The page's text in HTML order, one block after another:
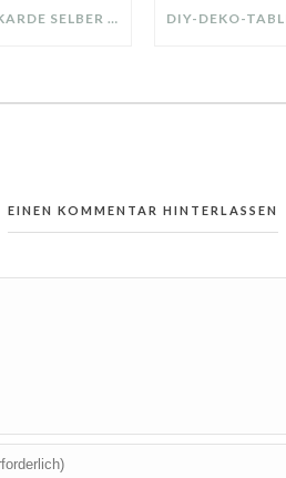
KRANZ AUS WILDEN KARDE SELBER MACHEN: HERBSTDEKO GANZ EINFACH
EINEN KOMMENTAR HINTERLASSEN